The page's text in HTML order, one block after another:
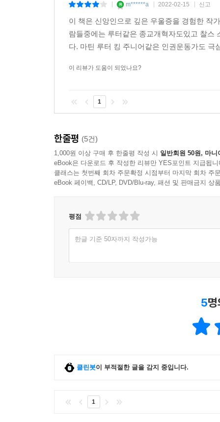
우울증은 때때로 신앙생활에까지 영향을 미친다
밤, 가장 날카로운 고통 속에서 하나님은 침묵하
용이람. 이 고통의 끝에는 열매가 있을까? 하나
도에 시달리는 제자들과 같은 신세다. 차갑게 식
킹 목사에 관한 연구를 시작하면서 나는 이미 그
된 위인전의 주인공이 아닌 숨김없고 생동감이
구라도 그런 상황에선 정신적으로 무너졌을 것이
다. 킹 목사는 힘겨운 일을 만났을 때 전혀 흔들리
매는 도구들이 있었다. 이 도구들은 생존에 필요
---「7장 마틴 루서 킹 주니어」중에서
m******a 2022-02-15 신고
이 책은 신앙인으로 깊은 우울증을 경험한 작
람들중에는 루터같은 종교개혁자도있고 찰스
다. 마틴 루터 킹 주니어같은 인권운동가도
이 리뷰가 도움이 되었나요?
1
한줄평 (5건)
1,000원 이상 구매 후 한줄평 작성 시 일반회원 50원, 마니
eBook은 다운로드 후 작성한 리뷰만 YES포인트 지급됩니
클래스는 첫번째 회차 주문확정 시점부터 마지막 회차 주
eBook 페이백, CD/LP, DVD/Blu-ray, 패션 및 판매금지 상
평점
한글 기준 50자까지 작성가능
5
클린봇이 부적절한 글을 감지 중입니다.
1